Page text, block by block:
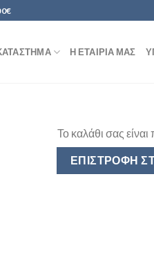
Η ΕΤΑΙΡΊΑ ΜΑΣ
Το καλάθι σας
ΕΠΙΣΤΡΟΦΉ